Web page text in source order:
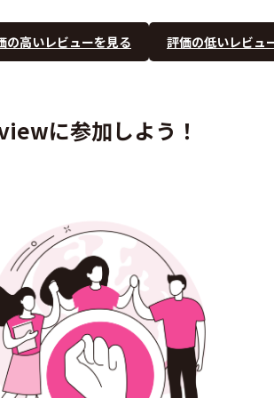
の高いレビューを見る 評価の低いレビュ
に参加しよう！